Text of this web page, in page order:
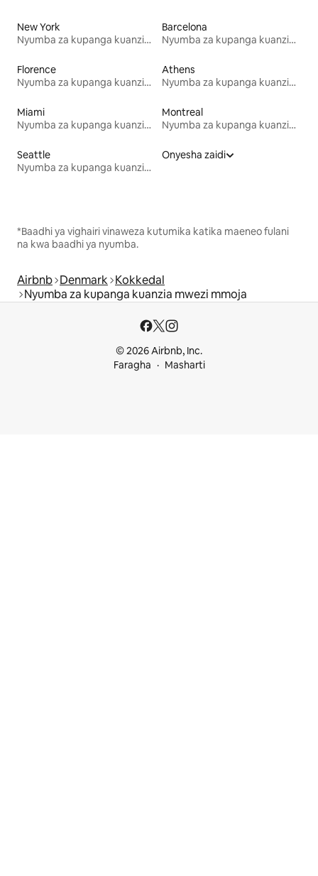
New York
Nyumba za kupanga kuanzia mwezi mmoja
Barcelona
Nyumba za kupanga kuanzia mwezi mmoja
Florence
Nyumba za kupanga kuanzia mwezi mmoja
Athens
Nyumba za kupanga kuanzia mwezi mmoja
Miami
Nyumba za kupanga kuanzia mwezi mmoja
Montreal
Nyumba za kupanga kuanzia mwezi mmoja
Seattle
Nyumba za kupanga kuanzia mwezi mmoja
Onyesha zaidi
*Baadhi ya vighairi vinaweza kutumika katika maeneo fulani
na kwa baadhi ya nyumba.
Airbnb Denmark Kokkedal
Nyumba za kupanga kuanzia mwezi mmoja
© 2026 Airbnb, Inc.
Faragha
Masharti